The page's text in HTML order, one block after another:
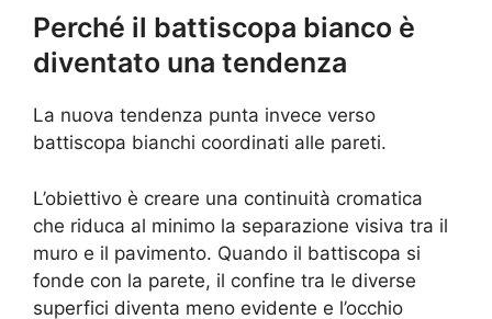
Perché il battiscopa bianco è
diventato una tendenza
La nuova tendenza punta invece verso
battiscopa bianchi coordinati alle pareti.
L’obiettivo è creare una continuità cromatica
che riduca al minimo la separazione visiva tra il
muro e il pavimento. Quando il battiscopa si
fonde con la parete, il confine tra le diverse
superfici diventa meno evidente e l’occhio